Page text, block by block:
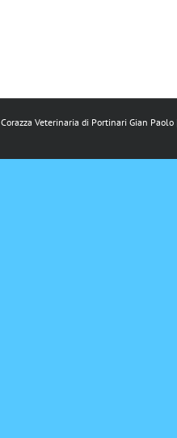
Corazza Veterinaria di Portinari Gian